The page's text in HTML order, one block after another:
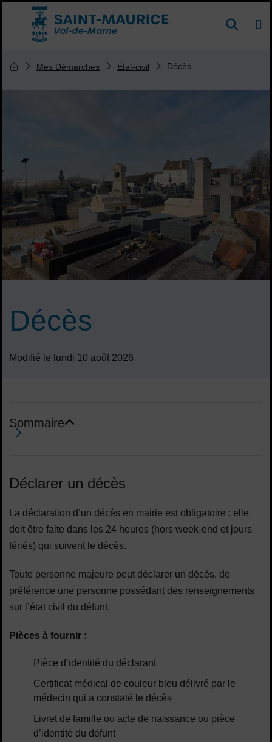
Menu de raccourcis
Accueil ville de Saint-Maurice DE
Décès
Modifié le lundi 10 août 2026
Vous êtes ici :
Page d'accueil du site
Mes Démarches État-civil Décès
Sommaire
Déclarer un décès
La déclaration d’un décès en mairie est obligatoire : elle
doit être faite dans les 24 heures (hors week-end et jours
fériés) qui suivent le décès.
Toute personne majeure peut déclarer un décès, de
préférence une personne possédant des renseignements
sur l’état civil du défunt.
Pièces à fournir :
Pièce d’identité du déclarant
Certificat médical de couleur bleu délivré par le
médecin qui a constaté le décès
Livret de famille ou acte de naissance ou pièce
d’identité du défunt